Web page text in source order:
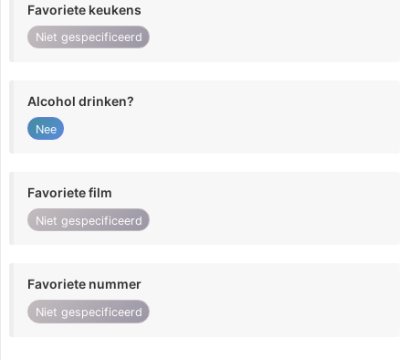
Favoriete keukens
Niet gespecificeerd
Alcohol drinken?
Nee
Favoriete film
Niet gespecificeerd
Favoriete nummer
Niet gespecificeerd